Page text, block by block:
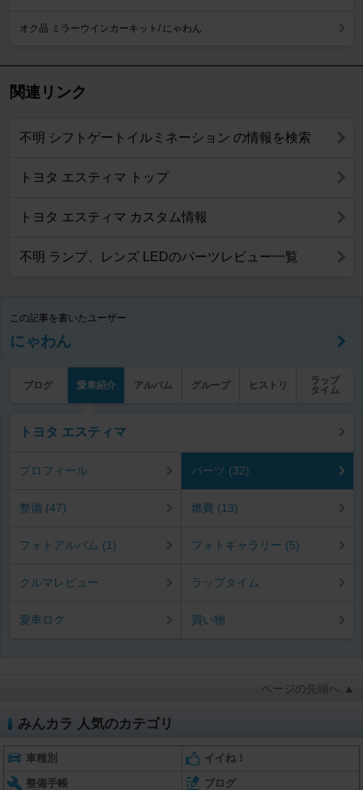
オク品 ミラーウインカーキット/ にゃわん
関連リンク
不明 シフトゲートイルミネーション の情報を検索
トヨタ エスティマ トップ
トヨタ エスティマ カスタム情報
不明 ランプ、レンズ LEDのパーツレビュー一覧
この記事を書いたユーザー
にゃわん
ブログ 愛車紹介 アルバム グループ ヒストリ
ラップ
タイム
トヨタ エスティマ
プロフィール パーツ (32)
整備 (47) 燃費 (13)
フォトアルバム (1) フォトギャラリー (5)
クルマレビュー ラップタイム
愛車ログ 買い物
ページの先頭へ ▲
みんカラ 人気のカテゴリ
車種別 イイね！
整備手帳 ブログ